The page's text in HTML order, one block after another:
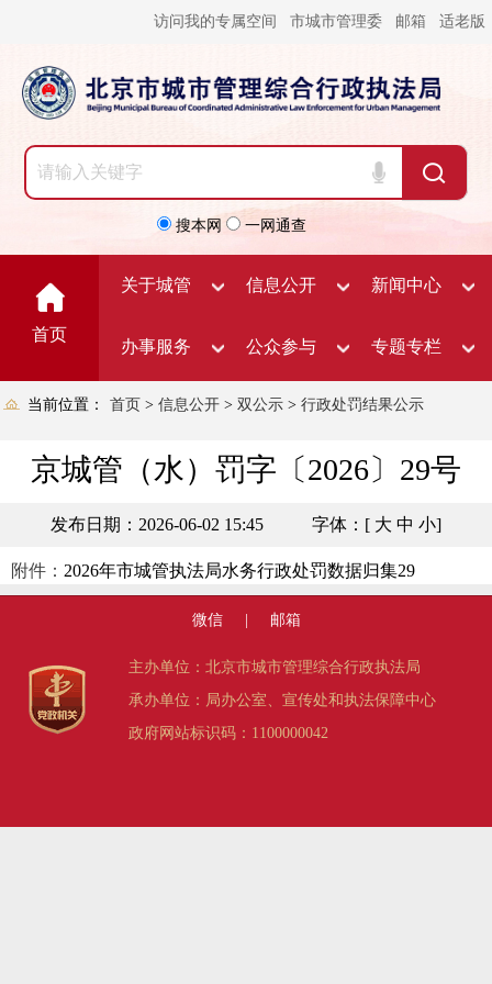
访问我的专属空间 市城市管理委 邮箱 适老版
搜本网 一网通查
首页
关于城管 信息公开 新闻中心
办事服务 公众参与 专题专栏
当前位置： 首页 > 信息公开 > 双公示 > 行政处罚结果公示
京城管（水）罚字〔2026〕29号
发布日期：2026-06-02 15:45 字体：[ 大 中 小]
附件： 2026年市城管执法局水务行政处罚数据归集29
微信 邮箱
主办单位：北京市城市管理综合行政执法局
承办单位：局办公室、宣传处和执法保障中心
政府网站标识码：1100000042